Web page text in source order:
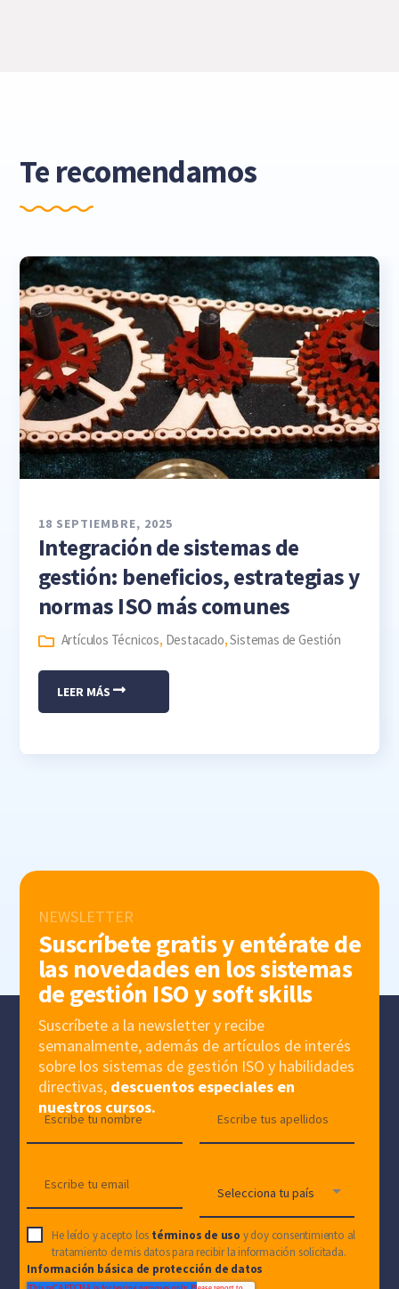
Te recomendamos
18 SEPTIEMBRE, 2025
Integración de sistemas de
gestión: beneficios, estrategias y
normas ISO más comunes
Artículos Técnicos, Destacado,Sistemas de Gestión
LEER MÁS
NEWSLETTER
Suscríbete gratis y entérate de
las novedades en los sistemas
de gestión ISO y soft skills
Suscríbete a la newsletter y recibe
semanalmente, además de artículos de interés
sobre los sistemas de gestión ISO y habilidades
directivas, descuentos especiales en
nuestros cursos.
He leído y acepto los términos de uso y doy consentimiento al
tratamiento de mis datos para recibir la información solicitada.
Información básica de protección de datos